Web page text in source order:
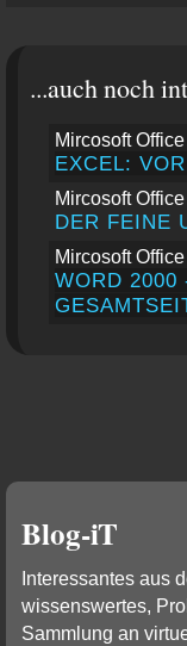
...auch noch
Mircosoft
EXCEL:
Mircosoft
DER FEINE
Mircosoft
WORD 2000
Blog-iT
Interessantes aus
wissenswertes,
Sammlung an